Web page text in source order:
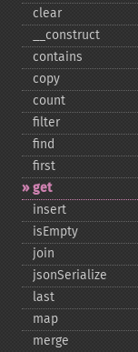
clear
_​_​construct
contains
copy
count
filter
find
first
get
insert
isEmpty
join
jsonSerialize
last
map
merge